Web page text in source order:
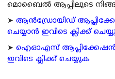
മൊബൈല്‍ ആപ്പിലൂടെ
➤ ആന്‍ഡ്രോയിഡ്
ചെയ്യാന്‍ ഇവിടെ ക്ലിക്ക്
➤ ഐഓഎസ്
ഇവിടെ ക്ലിക്ക് ചെയ്യുക